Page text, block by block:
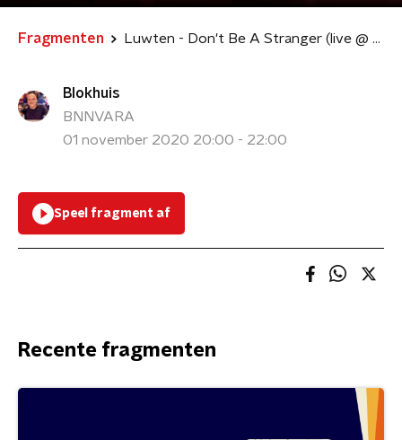
Fragmenten Luwten - Don't Be A Stranger (live @ Blokhuis)
Blokhuis
BNNVARA
01 november 2020 20:00 - 22:00
Speel fragment af
Recente fragmenten